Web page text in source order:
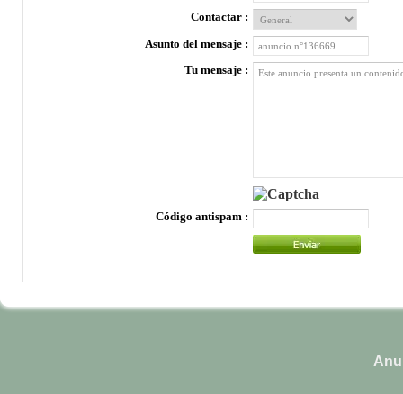
Contactar :
Asunto del mensaje :
Tu mensaje :
Código antispam :